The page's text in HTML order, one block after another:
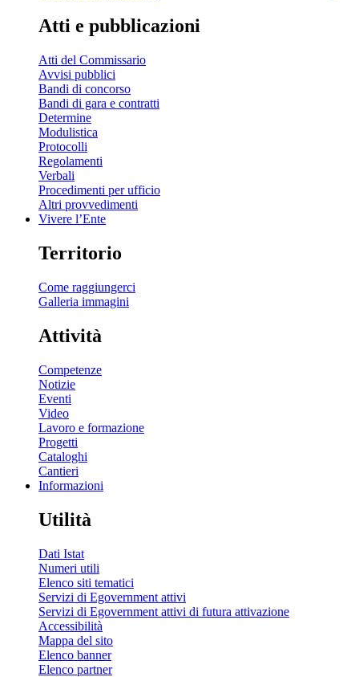
Atti e pubblicazioni
Atti del Commissario
Avvisi pubblici
Bandi di concorso
Bandi di gara e contratti
Determine
Modulistica
Protocolli
Regolamenti
Verbali
Procedimenti per ufficio
Altri provvedimenti
Vivere l’Ente
Territorio
Come raggiungerci
Galleria immagini
Attività
Competenze
Notizie
Eventi
Video
Lavoro e formazione
Progetti
Cataloghi
Cantieri
Informazioni
Utilità
Dati Istat
Numeri utili
Elenco siti tematici
Servizi di Egovernment attivi
Servizi di Egovernment attivi di futura attivazione
Accessibilità
Mappa del sito
Elenco banner
Elenco partner